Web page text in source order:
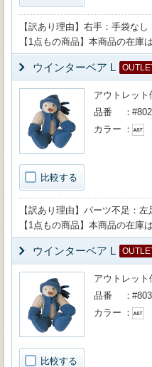
【訳あり理由】右手：手袋なし
【1点もの商品】本商品の在庫
ウインターベア L
比較する
アウトレット
品番
カラー
【訳あり理由】パーツ不足：左
【1点もの商品】本商品の在庫
ウインターベア L
比較する
アウトレット
品番
カラー